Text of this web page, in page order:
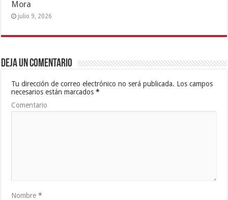
Mora
julio 9, 2026
Deja un comentario
Tu dirección de correo electrónico no será publicada. Los campos
necesarios están marcados*
Comentario
Nombre*